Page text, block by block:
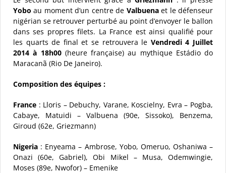
Yobo au moment d’un centre de Valbuenaet le défenseur
nigérian se retrouver perturbé au point d’envoyer le ballon
dans ses propres filets. La France est ainsi qualifié pour
les quarts de final et se retrouvera le Vendredi 4 Juillet
2014 à 18h00(heure française) au mythique Estádio do
Maracanã (Rio De Janeiro).
Composition des équipes :
France : Lloris – Debuchy, Varane, Koscielny, Evra – Pogba,
Cabaye, Matuidi – Valbuena (90e, Sissoko), Benzema,
Giroud (62e, Griezmann)
Nigeria : Enyeama – Ambrose, Yobo, Omeruo, Oshaniwa –
Onazi (60e, Gabriel), Obi Mikel – Musa, Odemwingie,
Moses (89e, Nwofor) – Emenike